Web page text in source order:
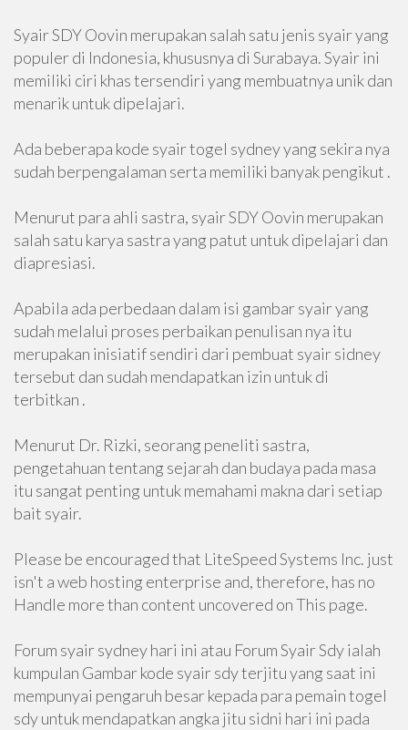
Syair SDY Oovin merupakan salah satu jenis syair yang
populer di Indonesia, khususnya di Surabaya. Syair ini
memiliki ciri khas tersendiri yang membuatnya unik dan
menarik untuk dipelajari.
Ada beberapa kode syair togel sydney yang sekira nya
sudah berpengalaman serta memiliki banyak pengikut .
Menurut para ahli sastra, syair SDY Oovin merupakan
salah satu karya sastra yang patut untuk dipelajari dan
diapresiasi.
Apabila ada perbedaan dalam isi gambar syair yang
sudah melalui proses perbaikan penulisan nya itu
merupakan inisiatif sendiri dari pembuat syair sidney
tersebut dan sudah mendapatkan izin untuk di
terbitkan .
Menurut Dr. Rizki, seorang peneliti sastra,
pengetahuan tentang sejarah dan budaya pada masa
itu sangat penting untuk memahami makna dari setiap
bait syair.
Please be encouraged that LiteSpeed Systems Inc. just
isn't a web hosting enterprise and, therefore, has no
Handle more than content uncovered on This page.
Forum syair sydney hari ini atau Forum Syair Sdy ialah
kumpulan Gambar kode syair sdy terjitu yang saat ini
mempunyai pengaruh besar kepada para pemain togel
sdy untuk mendapatkan angka jitu sidni hari ini pada